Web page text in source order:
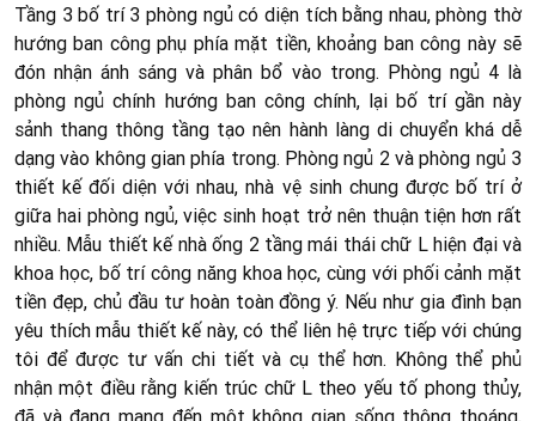
Tầng 3 bố trí 3 phòng ngủ có diện tích bằng nhau, phòng thờ
hướng ban công phụ phía mặt tiền, khoảng ban công này sẽ
đón nhận ánh sáng và phân bổ vào trong. Phòng ngủ 4 là
phòng ngủ chính hướng ban công chính, lại bố trí gần này
sảnh thang thông tầng tạo nên hành làng di chuyển khá dễ
dạng vào không gian phía trong. Phòng ngủ 2 và phòng ngủ 3
thiết kế đối diện với nhau, nhà vệ sinh chung được bố trí ở
giữa hai phòng ngủ, việc sinh hoạt trở nên thuận tiện hơn rất
nhiều. Mẫu thiết kế nhà ống 2 tầng mái thái chữ L hiện đại và
khoa học, bố trí công năng khoa học, cùng với phối cảnh mặt
tiền đẹp, chủ đầu tư hoàn toàn đồng ý. Nếu như gia đình bạn
yêu thích mẫu thiết kế này, có thể liên hệ trực tiếp với chúng
tôi để được tư vấn chi tiết và cụ thể hơn. Không thể phủ
nhận một điều rằng kiến trúc chữ L theo yếu tố phong thủy,
đã và đang mang đến một không gian sống thông thoáng,